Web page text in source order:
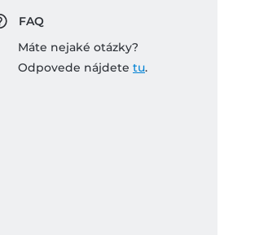
FAQ
Máte nejaké otázky?
Odpovede nájdete tu.